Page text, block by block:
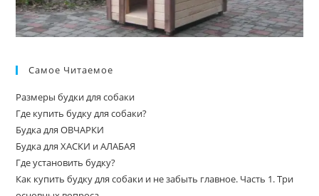
Самое Читаемое
Размеры будки для собаки
Где купить будку для собаки?
Будка для ОВЧАРКИ
Будка для ХАСКИ и АЛАБАЯ
Где установить будку?
Как купить будку для собаки и не забыть главное. Часть 1. Три